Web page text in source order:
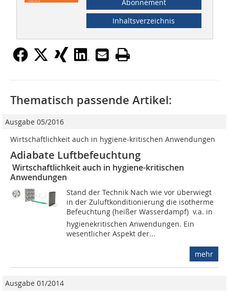
Abonnement
Inhaltsverzeichnis
Thematisch passende Artikel:
Ausgabe 05/2016
Wirtschaftlichkeit auch in hygiene-kritischen Anwendungen
Adiabate Luftbefeuchtung
Wirtschaftlichkeit auch in hygiene-kritischen
Anwendungen
Stand der Technik Nach wie vor überwiegt
in der Zuluftkonditionierung die isotherme
Befeuchtung (heißer Wasserdampf)  v.a. in
hygienekritischen Anwendungen. Ein
wesentlicher Aspekt der...
mehr
Ausgabe 01/2014